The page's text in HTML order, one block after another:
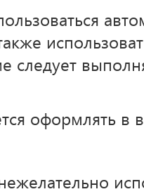
следует
оформлять в